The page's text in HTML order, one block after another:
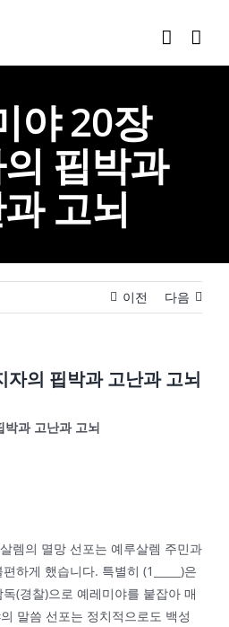
야 20장
핍박과
고뇌
이전 다음
자의 핍박과 고난과 고뇌
박과 고난과 고뇌
렘의 멸망 선포는 예루살렘 주민과
하게 했습니다. 특별히 (1_____)은
(경찰)으로 예레미야를 붙잡아 매
말씀 선포는 정치적으로도 백성